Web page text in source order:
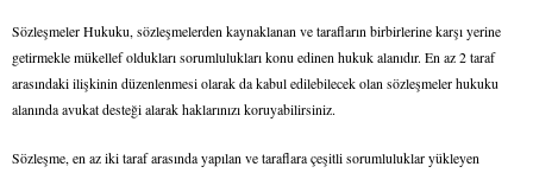
Sözleşmeler Hukuku, sözleşmelerden kaynaklanan ve tarafların birbirlerine karşı yerine
getirmekle mükellef oldukları sorumlulukları konu edinen hukuk alanıdır. En az 2 taraf
arasındaki ilişkinin düzenlenmesi olarak da kabul edilebilecek olan sözleşmeler hukuku
alanında avukat desteği alarak haklarınızı koruyabilirsiniz.
Sözleşme, en az iki taraf arasında yapılan ve taraflara çeşitli sorumluluklar yükleyen